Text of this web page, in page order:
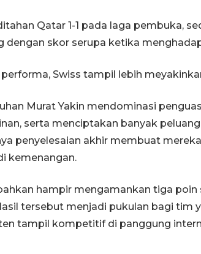
Qatar 1-1 pada laga pembuka,
dengan skor serupa ketika
performa, Swiss tampil lebih
Murat Yakin mendominasi
serta menciptakan banyak
penyelesaian akhir membuat
kemenangan.
hampir mengamankan tiga
tersebut menjadi pukulan bagi tim
tampil kompetitif di panggung